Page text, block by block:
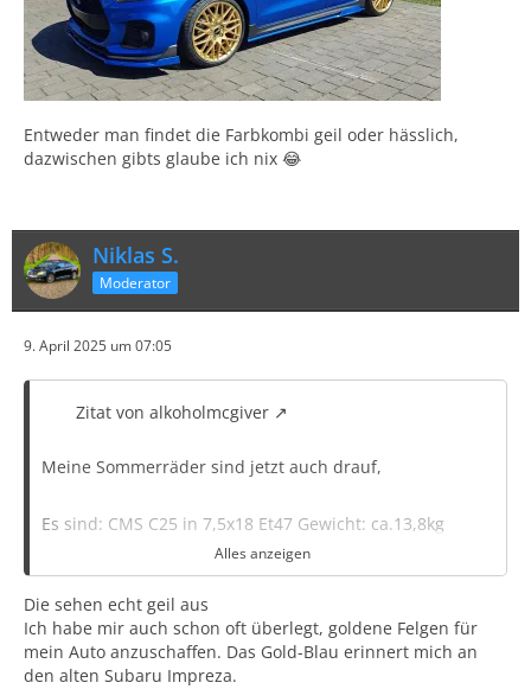
Entweder man findet die Farbkombi geil oder hässlich,
dazwischen gibts glaube ich nix 😂
Niklas S.
Moderator
9. April 2025 um 07:05
Zitat von alkoholmcgiver
Meine Sommerräder sind jetzt auch drauf,
Es sind: CMS C25 in 7,5x18 Et47 Gewicht: ca.13,8kg
Reifen: Firestone Firehawk Sport 215/35R18 Gewicht
9,6kg
30/30 Vogtland Federn
Alles anzeigen
Die sehen echt geil aus
Ich habe mir auch schon oft überlegt, goldene Felgen für
mein Auto anzuschaffen. Das Gold-Blau erinnert mich an
den alten Subaru Impreza.